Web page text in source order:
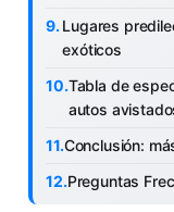
Lugares
exóticos
Tabla de
autos
Conclusión:
Preguntas